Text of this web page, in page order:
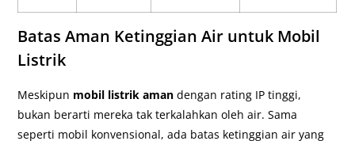
Batas Aman Ketinggian Air untuk Mobil
Listrik
Meskipun mobil listrik aman dengan rating IP tinggi,
bukan berarti mereka tak terkalahkan oleh air. Sama
seperti mobil konvensional, ada batas ketinggian air yang